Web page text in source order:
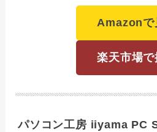
Amazonで
楽天市場で
パソコン工房 iiyama PC